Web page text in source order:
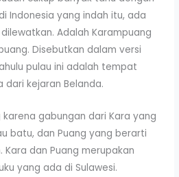
yang indah itu, ada
Adalah Karampuang
Disebutkan dalam versi
pulau ini adalah tempat
kejaran Belanda.
gabungan dari Kara yang
batu, dan Puang yang berarti
dan Puang merupakan
yang ada di Sulawesi.